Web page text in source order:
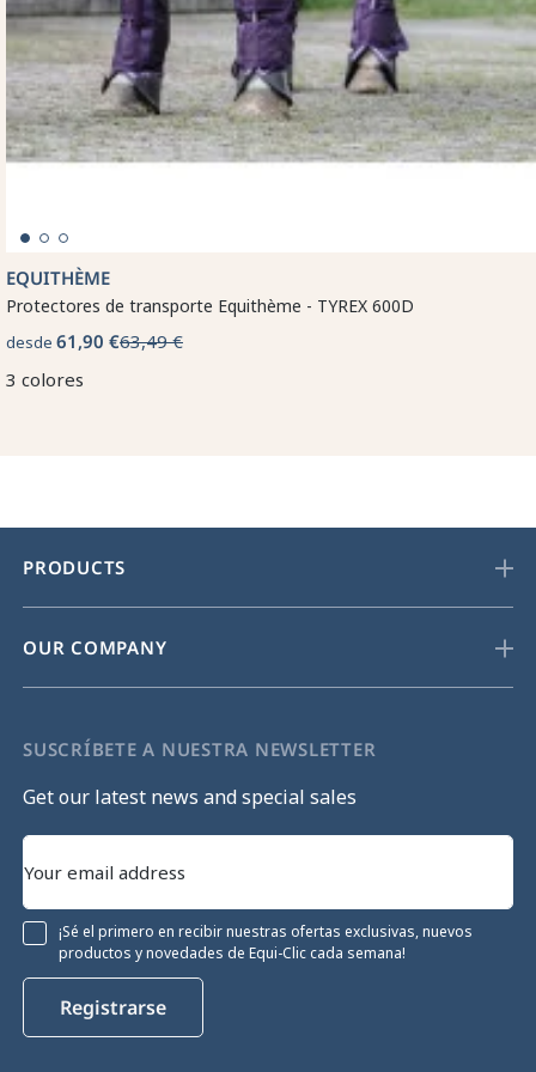
EQUITHÈME
Protectores de transporte Equithème - TYREX 600D
desde 61,90 €63,49 €
3 colores
PRODUCTS
OUR COMPANY
SUSCRÍBETE A NUESTRA NEWSLETTER
Get our latest news and special sales
¡Sé el primero en recibir nuestras ofertas exclusivas, nuevos
productos y novedades de Equi-Clic cada semana!
Registrarse